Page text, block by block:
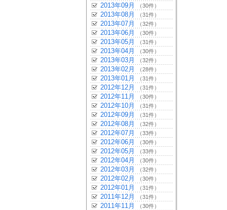
2013年09月 （30件）
2013年08月 （31件）
2013年07月 （32件）
2013年06月 （30件）
2013年05月 （31件）
2013年04月 （30件）
2013年03月 （32件）
2013年02月 （28件）
2013年01月 （31件）
2012年12月 （31件）
2012年11月 （30件）
2012年10月 （31件）
2012年09月 （31件）
2012年08月 （32件）
2012年07月 （33件）
2012年06月 （30件）
2012年05月 （33件）
2012年04月 （30件）
2012年03月 （32件）
2012年02月 （30件）
2012年01月 （31件）
2011年12月 （31件）
2011年11月 （30件）